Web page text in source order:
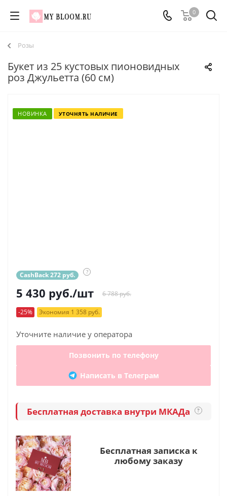
0
Розы
Букет из 25 кустовых пионовидных
роз Джульетта (60 см)
НОВИНКА УТОЧНЯТЬ НАЛИЧИЕ
CashBack 272 руб. ?
5 430 руб./шт 6 788 руб.
-25% Экономия 1 358 руб.
Уточните наличие у оператора
Позвонить по телефону
Написать в Телеграм
Бесплатная доставка внутри МКАДа ?
Бесплатная записка к
любому заказу